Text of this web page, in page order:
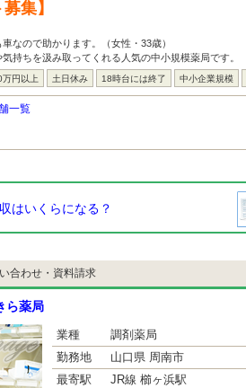
集】
なので助かります。（女性・33歳）
持ちを汲み取ってくれる人気の中小規模薬局です。
万円以上 土日休み 18時台には終了 中小企業規模
一覧
はいくらになる？
合わせ・資料請求
ら薬局
業種
調剤薬局
勤務地
山口県 周南市
最寄駅
JR線 櫛ヶ浜駅